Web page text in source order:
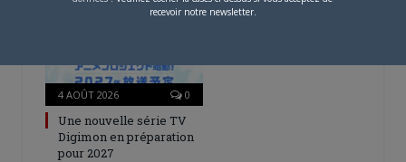
4 AOÛT 2026 0
Une nouvelle série TV
Digimon en préparation
pour 2027
recevoir notre newsletter.